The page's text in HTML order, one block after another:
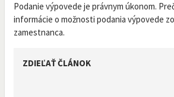
Podanie výpovede je právnym úkonom.
informácie o možnosti podania výpovede
zamestnanca.
ZDIEĽAŤ ČLÁNOK